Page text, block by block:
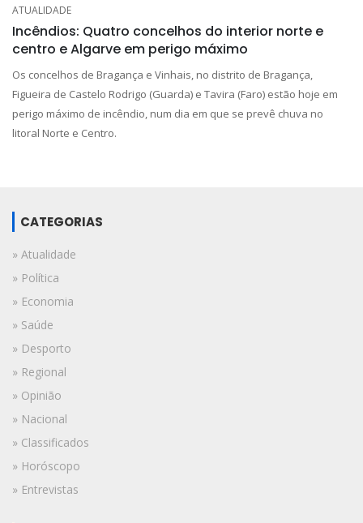
ATUALIDADE
Incêndios: Quatro concelhos do interior norte e
centro e Algarve em perigo máximo
Os concelhos de Bragança e Vinhais, no distrito de Bragança,
Figueira de Castelo Rodrigo (Guarda) e Tavira (Faro) estão hoje em
perigo máximo de incêndio, num dia em que se prevê chuva no
litoral Norte e Centro.
CATEGORIAS
» Atualidade
» Política
» Economia
» Saúde
» Desporto
» Regional
» Opinião
» Nacional
» Classificados
» Horóscopo
» Entrevistas